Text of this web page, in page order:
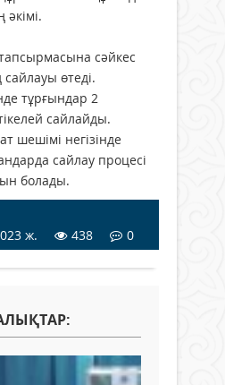
әкімі.
сәйкес
сайлауы өтеді.
тұрғындар 2
сайлайды.
шешімі негізінде
сайлау процесі
болады.
ж.
438 0